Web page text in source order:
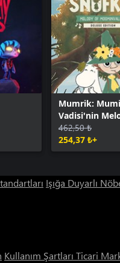
Mumrik: Mumi
Vadisi'nin
Deluxe Sürüm
462,50 ₺
254,37 ₺+
Işığa Duyarlı
Kullanım Şartları Ticari